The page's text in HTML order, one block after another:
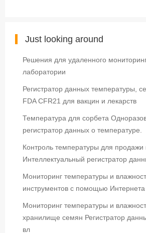
Just looking around
Решения для удаленного
лаборатории
Регистратор данных температуры,
FDA CFR21 для вакцин и лекарств
Температура для сорбета
регистратор данных о температуре.
Контроль температуры для продажи
Интеллектуальный регистратор
Мониторинг температуры и
инструментов с помощью
Мониторинг температуры и
хранилище семян Регистратор
вл